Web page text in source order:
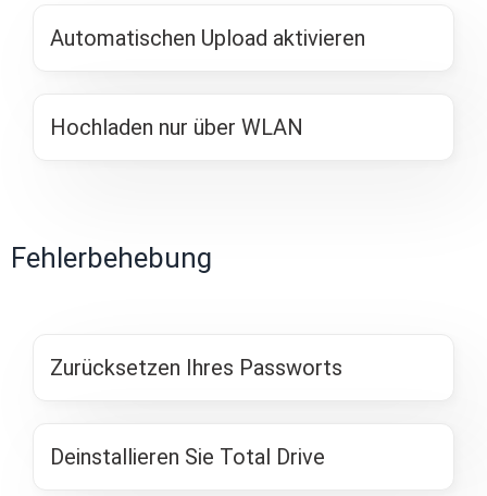
Automatischen Upload aktivieren
Hochladen nur über WLAN
Fehlerbehebung
Zurücksetzen Ihres Passworts
Deinstallieren Sie Total Drive